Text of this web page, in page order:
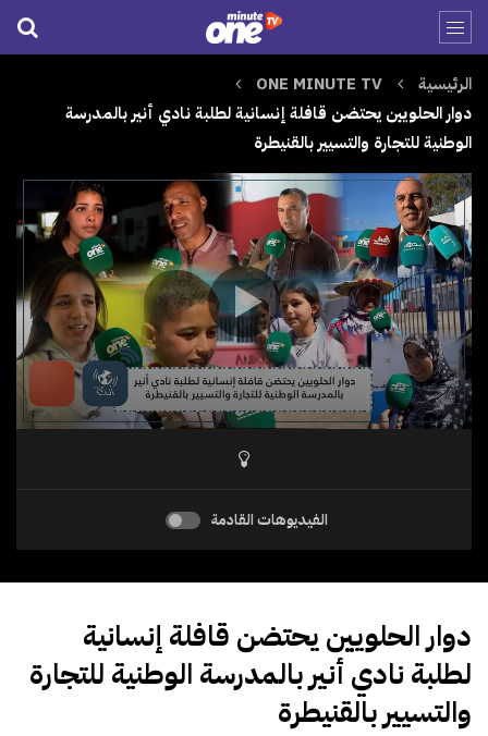
الرئيسية
ONE MINUTE TV
دوار الحلويين يحتضن قافلة إنسانية لطلبة نادي أنير بالمدرسة
الوطنية للتجارة والتسيير بالقنيطرة
الفيديوهات القادمة
دوار الحلويين يحتضن قافلة إنسانية
لطلبة نادي أنير بالمدرسة الوطنية للتجارة
والتسيير بالقنيطرة